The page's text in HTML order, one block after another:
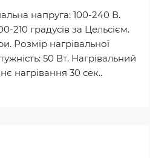
напруга: 100-240 В.
210 градусів за Цельсієм.
Розмір нагрівальної
50 Вт. Нагрівальний
нагрівання 30 сек..